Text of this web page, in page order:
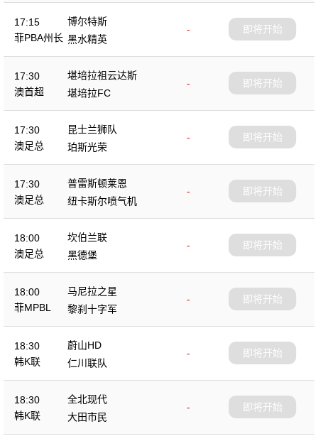
17:15
菲PBA州长
博尔特斯
-
黑水精英
即将开始
17:30
澳首超
堪培拉祖云达斯
-
堪培拉FC
即将开始
17:30
澳足总
昆士兰狮队
-
珀斯光荣
即将开始
17:30
澳足总
普雷斯顿莱恩
-
纽卡斯尔喷气机
即将开始
18:00
澳足总
坎伯兰联
-
黑德堡
即将开始
18:00
菲MPBL
马尼拉之星
-
黎刹十字军
即将开始
18:30
韩K联
蔚山HD
-
仁川联队
即将开始
18:30
韩K联
全北现代
-
大田市民
即将开始